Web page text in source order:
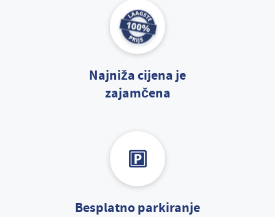
Najniža cijena je
zajamčena
Besplatno parkiranje